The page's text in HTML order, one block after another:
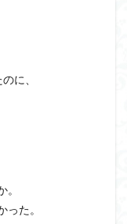
に、
た。